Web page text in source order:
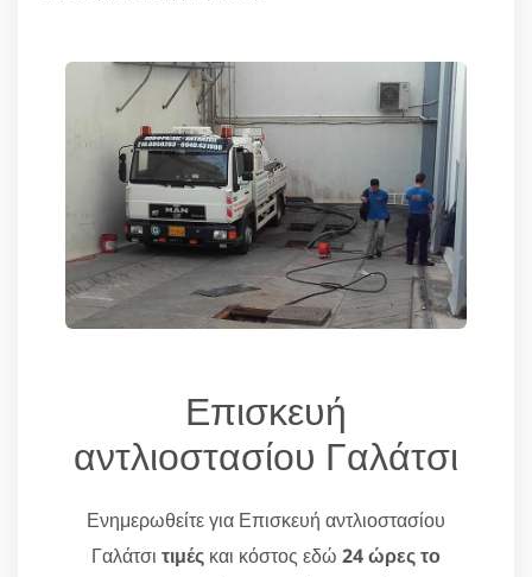
Επισκευή
αντλιοστασίου Γαλάτσι
Ενημερωθείτε για Επισκευή αντλιοστασίου
Γαλάτσι τιμές και κόστος εδώ 24 ώρες το